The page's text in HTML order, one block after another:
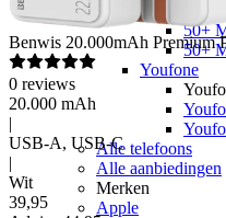
50+
50+
50+
Youfone
Alle telefoons
Alle aanbiedingen
Merken
Apple
Benwis 20.000mAh Premium
0 reviews
20.000 mAh
|
USB-A, USB-C
|
Wit
39,95